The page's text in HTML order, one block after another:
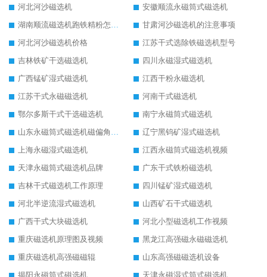
河北河沙磁选机
安徽顺流永磁筒式磁选机
湖南顺流磁选机跑铁精粉怎么处理
甘肃河沙磁选机的注意事项
河北河沙磁选机价格
江苏干式选除铁磁选机型号
吉林铁矿干选磁选机
四川永磁湿式磁选机
广西锰矿湿式磁选机
江西干粉永磁选机
江苏干式永磁磁选机
河南干式磁选机
鄂尔多斯干式干选磁选机
南宁永磁筒式磁选机
山东永磁筒式磁选机磁偏角怎么调整
辽宁黑钨矿湿式磁选机
上海永磁湿式磁选机
江西永磁筒式磁选机视频
天津永磁筒式磁选机品牌
广东干式铁粉磁选机
吉林干式磁选机工作原理
四川锰矿湿式磁选机
河北半逆流湿式磁选机
山西矿石干式磁选机
广西干式大块磁选机
河北小型磁选机工作视频
重庆磁选机原理图及视频
黑龙江高强磁永磁磁选机
重庆磁选机高强磁磁辊
山东高强磁磁选机设备
揭阳永磁筒式磁选机
天津永磁湿式筒式磁选机